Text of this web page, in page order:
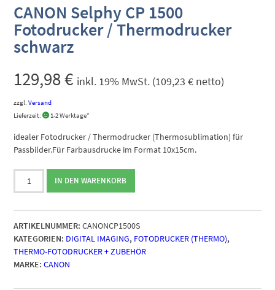
CANON Selphy CP 1500
Fotodrucker / Thermodrucker
schwarz
129,98€ inkl. 19% MwSt. (109,23€ netto)
zzgl.Versand
Lieferzeit:
1-2 Werktage*
idealer Fotodrucker / Thermodrucker (Thermosublimation) für
Passbilder.Für Farbausdrucke im Format 10x15cm.
CANON
Selphy
1500
Fotodrucker
/
Thermodrucker
schwarz
IN DEN WARENKORB
ARTIKELNUMMER: CANONCP1500S
KATEGORIEN: DIGITAL IMAGING, FOTODRUCKER (THERMO),
THERMO-FOTODRUCKER + ZUBEHÖR
MARKE:CANON